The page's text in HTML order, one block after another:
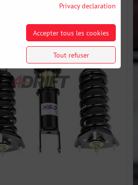
Privacy declaration
Accepter tous les cookies
Tout refuser